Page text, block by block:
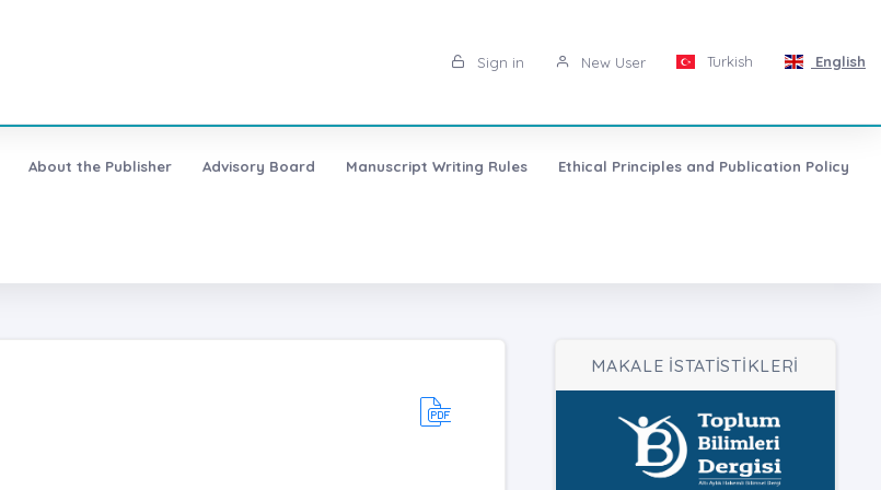
Sign in New User Turkish English
About the Publisher Advisory Board Manuscript Writing Rules Ethical Principles and Publication Policy
MAKALE İSTATİSTİKLERİ